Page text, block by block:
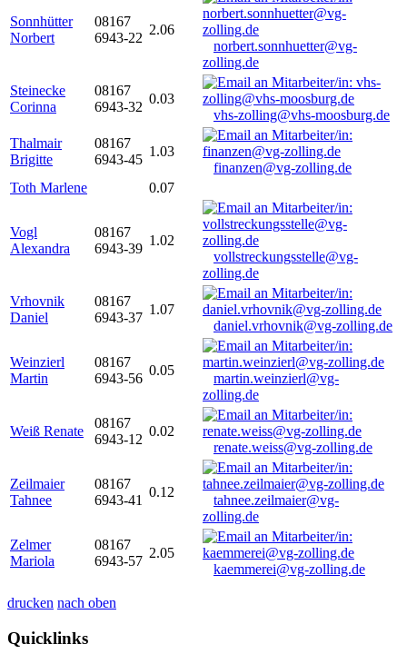
Sonnhütter
Norbert
08167
6943-22
2.06
norbert.sonnhuetter@vg-
zolling.de
Steinecke
Corinna
08167
6943-32
0.03
vhs-zolling@vhs-moosburg.de
Thalmair
Brigitte
08167
6943-45
1.03
finanzen@vg-zolling.de
Toth Marlene
0.07
Vogl
Alexandra
08167
6943-39
1.02
vollstreckungsstelle@vg-
zolling.de
Vrhovnik
Daniel
08167
6943-37
1.07
daniel.vrhovnik@vg-zolling.de
Weinzierl
Martin
08167
6943-56
0.05
martin.weinzierl@vg-
zolling.de
Weiß Renate
08167
6943-12
0.02
renate.weiss@vg-zolling.de
Zeilmaier
Tahnee
08167
6943-41
0.12
tahnee.zeilmaier@vg-
zolling.de
Zelmer
Mariola
08167
6943-57
2.05
kaemmerei@vg-zolling.de
drucken nach oben
Quicklinks